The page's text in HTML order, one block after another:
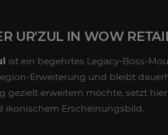
UR'ZUL IN WOW
ist ein begehrtes Legacy-Boss-
Erweiterung und bleibt
gezielt erweitern möchte, setzt
ikonischem Erscheinungsbild.